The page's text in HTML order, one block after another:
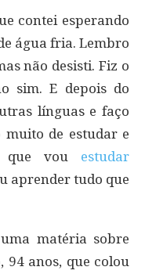
contei esperando
água fria. Lembro
não desisti. Fiz o
sim. E depois do
línguas e faço
muito de estudar e
que vou estudar
aprender tudo que
matéria sobre
94 anos, que colou